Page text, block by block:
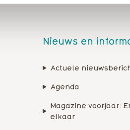
Nieuws en
Actuele
Agenda
Magazine voorjaar:
elkaar